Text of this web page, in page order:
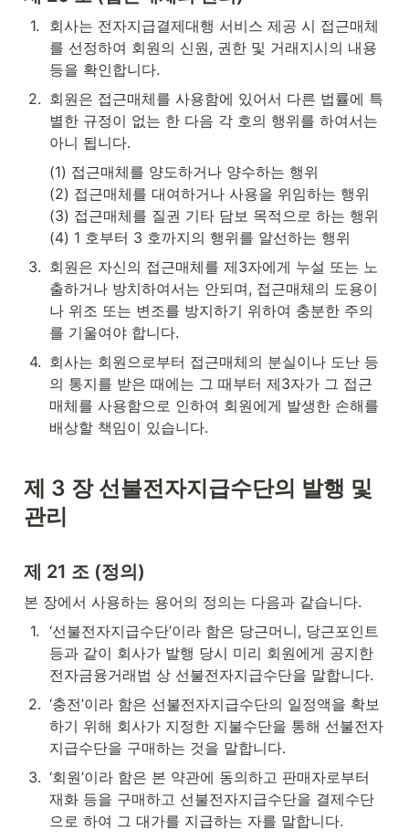
1.
회사는 전자지급결제대행 서비스 제공 시 접근매체
를 선정하여 회원의 신원, 권한 및 거래지시의 내용
등을 확인합니다.
2. 회원은 접근매체를 사용함에 있어서 다른 법률에 특
별한 규정이 없는 한 다음 각 호의 행위를 하여서는
아니 됩니다.
(1) 접근매체를 양도하거나 양수하는 행위
(2) 접근매체를 대여하거나 사용을 위임하는 행위
(3) 접근매체를 질권 기타 담보 목적으로 하는 행위
(4) 1 호부터 3 호까지의 행위를 알선하는 행위
3. 회원은 자신의 접근매체를 제3자에게 누설 또는 노
출하거나 방치하여서는 안되며, 접근매체의 도용이
나 위조 또는 변조를 방지하기 위하여 충분한 주의
를 기울여야 합니다.
4. 회사는 회원으로부터 접근매체의 분실이나 도난 등
의 통지를 받은 때에는 그 때부터 제3자가 그 접근
매체를 사용함으로 인하여 회원에게 발생한 손해를
배상할 책임이 있습니다.
제 3 장 선불전자지급수단의 발행 및
관리
제 21 조 (정의)
본 장에서 사용하는 용어의 정의는 다음과 같습니다.
1. ‘선불전자지급수단’이라 함은 당근머니, 당근포인트
등과 같이 회사가 발행 당시 미리 회원에게 공지한
전자금융거래법 상 선불전자지급수단을 말합니다.
2. ‘충전’이라 함은 선불전자지급수단의 일정액을 확보
하기 위해 회사가 지정한 지불수단을 통해 선불전자
지급수단을 구매하는 것을 말합니다.
3. ‘회원’이라 함은 본 약관에 동의하고 판매자로부터
재화 등을 구매하고 선불전자지급수단을 결제수단
으로 하여 그 대가를 지급하는 자를 말합니다.